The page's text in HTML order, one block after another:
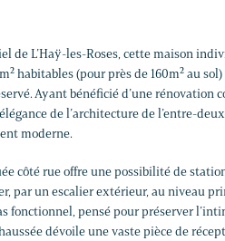
de L’Haÿ-les-Roses, cette maison
habitables (pour près de 160m² au
Ayant bénéficié d’une rénovation
de l’architecture de l’entre-
moderne.
côté rue offre une possibilité de
par un escalier extérieur, au niveau
fonctionnel, pensé pour préserver
dévoile une vaste pièce de